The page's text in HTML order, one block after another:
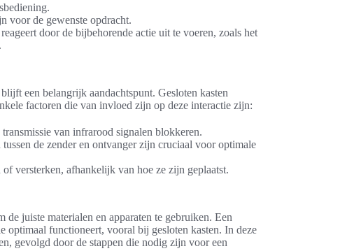
voor de gewenste opdracht.
door de bijbehorende actie uit te voeren, zoals het
een belangrijk aandachtspunt. Gesloten kasten
factoren die van invloed zijn op deze interactie zijn:
van infrarood signalen blokkeren.
de zender en ontvanger zijn cruciaal voor optimale
versterken, afhankelijk van hoe ze zijn geplaatst.
juiste materialen en apparaten te gebruiken. Een
optimaal functioneert, vooral bij gesloten kasten. In deze
gevolgd door de stappen die nodig zijn voor een